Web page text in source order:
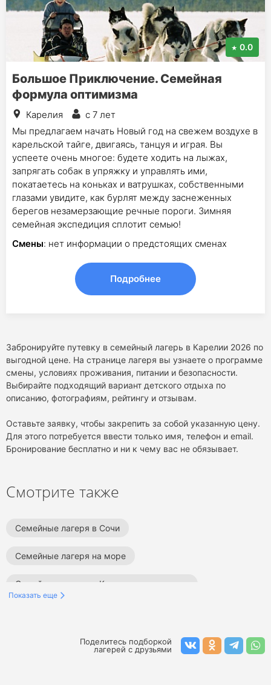
0.0
Большое Приключение. Семейная
формула оптимизма
Карелия
с 7 лет
Мы предлагаем начать Новый год на свежем воздухе в
карельской тайге, двигаясь, танцуя и играя. Вы
успеете очень многое: будете ходить на лыжах,
запрягать собак в упряжку и управлять ими,
покатаетесь на коньках и ватрушках, собственными
глазами увидите, как бурлят между заснеженных
берегов незамерзающие речные пороги. Зимняя
семейная экспедиция сплотит семью!
Смены: нет информации о предстоящих сменах
Подробнее
Забронируйте путевку в семейный лагерь в Карелии 2026 по
выгодной цене. На странице лагеря вы узнаете о программе
смены, условиях проживания, питании и безопасности.
Выбирайте подходящий вариант детского отдыха по
описанию, фотографиям, рейтингу и отзывам.
Оставьте заявку, чтобы закрепить за собой указанную цену.
Для этого потребуется ввести только имя, телефон и email.
Бронирование бесплатно и ни к чему вас не обязывает.
Смотрите также
Семейные лагеря в Сочи
Семейные лагеря на море
Семейные лагеря в Краснодарском крае
Семейные лагеря за границей
Показать еще
Поделитесь подборкой
лагерей с друзьями